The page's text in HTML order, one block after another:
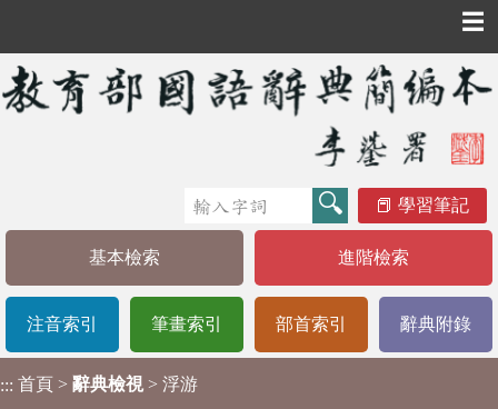
☰
學習筆記
基本檢索 進階檢索
注音索引 筆畫索引 部首索引 辭典附錄
::: 首頁 > 辭典檢視 > 浮游